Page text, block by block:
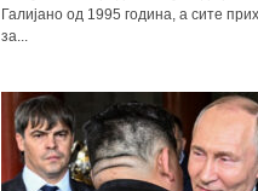
Галијано од 1995 година, а сите
за...